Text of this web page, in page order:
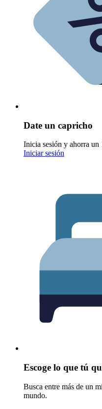
Date un capricho
Inicia sesión y ahorra un
Iniciar sesión
Escoge lo que tú
Busca entre más de un
mundo.